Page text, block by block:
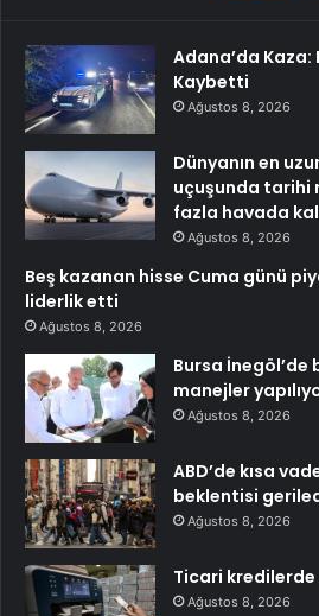
Adana’da Kaza:
Kaybetti
Ağustos 8, 2026
Dünyanın en
uçuşunda tarihi
fazla havada
Ağustos 8, 2026
Beş kazanan hisse Cuma günü
liderlik etti
Ağustos 8, 2026
Bursa
manejler
Ağustos 8, 2026
ABD’de kısa
beklentisi
Ağustos 8, 2026
Ticari
Ağustos 8, 2026